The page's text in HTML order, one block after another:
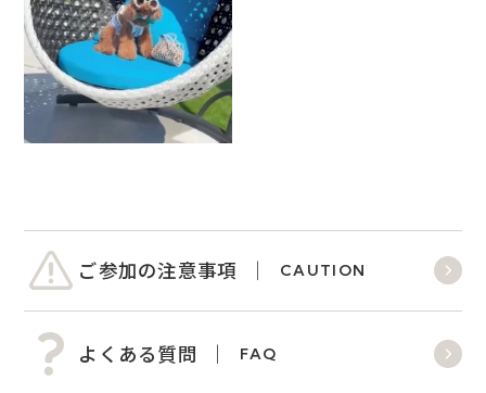
ご参加の注意事項 CAUTION
よくある質問 FAQ